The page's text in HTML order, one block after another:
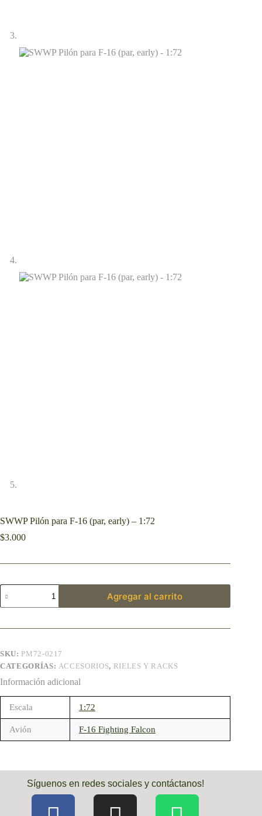
SWWP Pilón para F-16 (par, early) – 1:72
$3.000
Agregar al carrito
SKU: PM72-0217
CATEGORÍAS: ACCESORIOS, RIELES Y RACKS
Información adicional
Escala 1:72
Avión F-16 Fighting Falcon
Síguenos en redes sociales y contáctanos!